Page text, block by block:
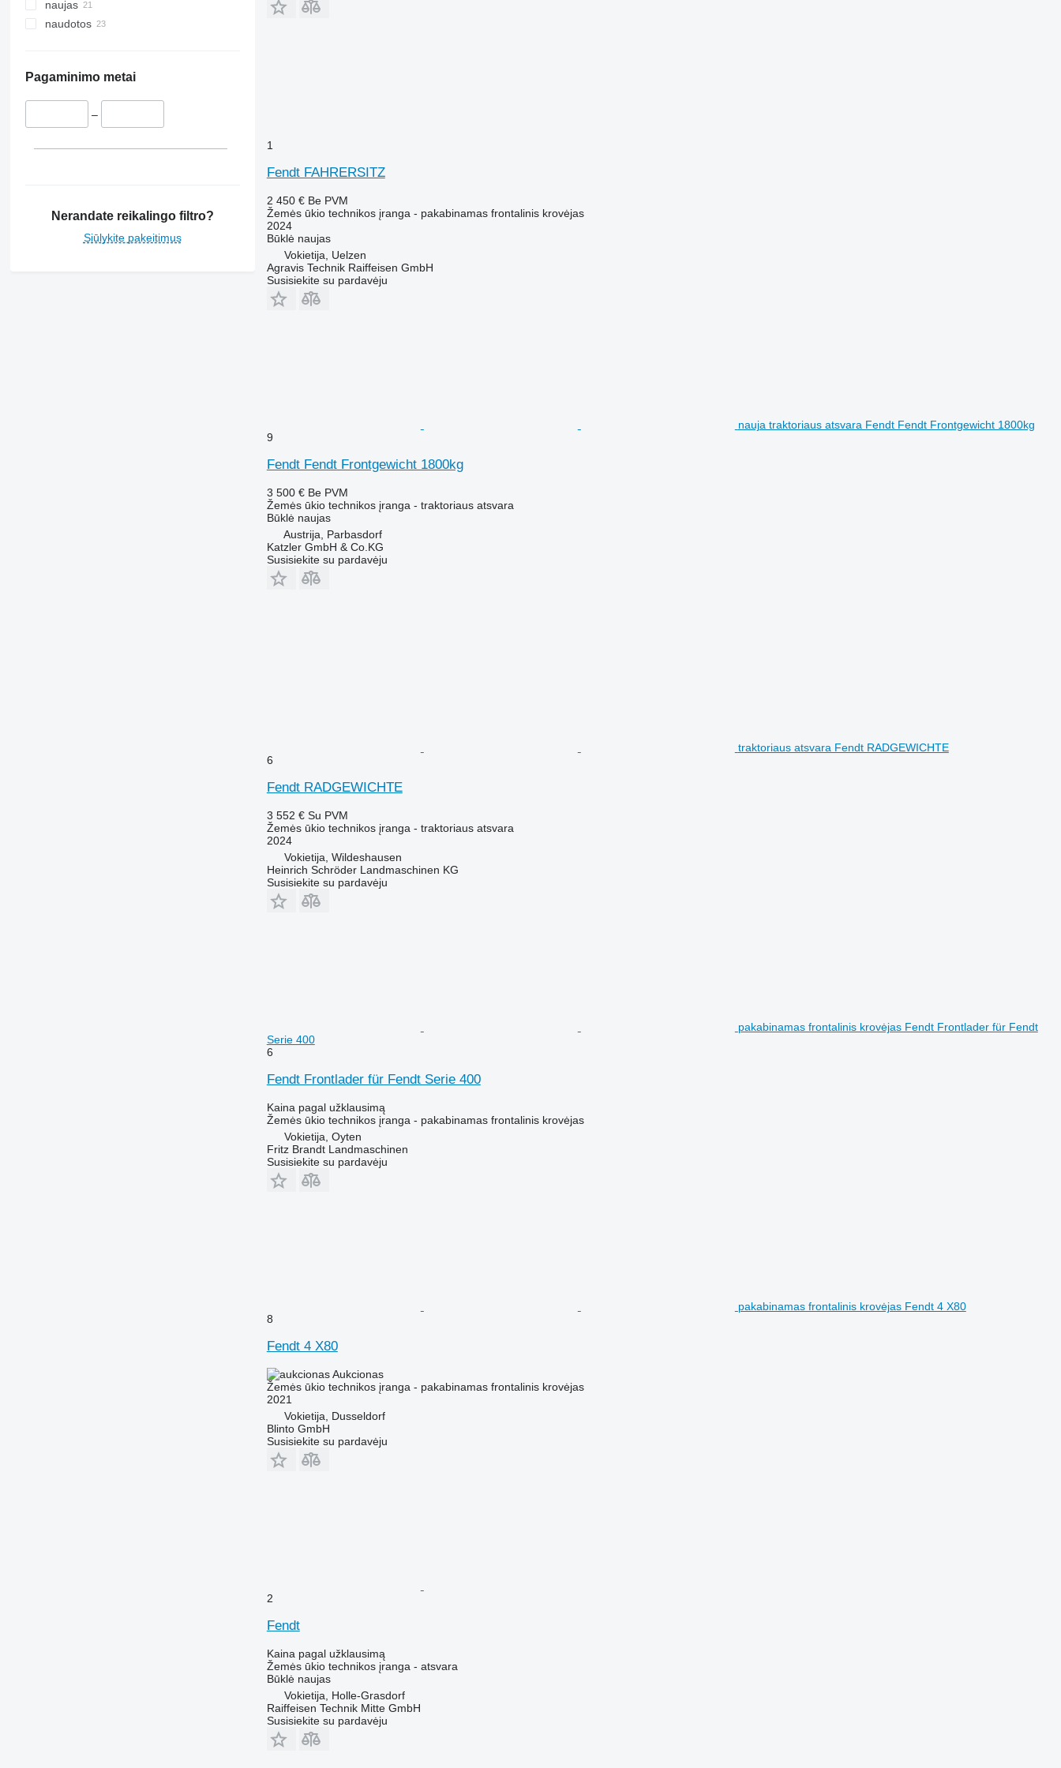
naujas
naudotos
Pagaminimo metai
–
Nerandate reikalingo filtro?
Siūlykite pakeitimus
1
Fendt FAHRERSITZ
2 450 € Be PVM
Žemės ūkio technikos įranga - pakabinamas frontalinis krovėjas
2024
Būklėnaujas
Vokietija, Uelzen
Agravis Technik Raiffeisen GmbH
Susisiekite su pardavėju
nauja traktoriaus atsvara Fendt Fendt Frontgewicht 1800kg
9
Fendt Fendt Frontgewicht 1800kg
3 500 € Be PVM
Žemės ūkio technikos įranga - traktoriaus atsvara
Būklėnaujas
Austrija, Parbasdorf
Katzler GmbH & Co.KG
Susisiekite su pardavėju
traktoriaus atsvara Fendt RADGEWICHTE
6
Fendt RADGEWICHTE
3 552 € Su PVM
Žemės ūkio technikos įranga - traktoriaus atsvara
2024
Vokietija, Wildeshausen
Heinrich Schröder Landmaschinen KG
Susisiekite su pardavėju
pakabinamas frontalinis krovėjas Fendt Frontlader für Fendt
Serie 400
6
Fendt Frontlader für Fendt Serie 400
Kaina pagal užklausimą
Žemės ūkio technikos įranga - pakabinamas frontalinis krovėjas
Vokietija, Oyten
Fritz Brandt Landmaschinen
Susisiekite su pardavėju
pakabinamas frontalinis krovėjas Fendt 4 X80
8
Fendt 4 X80
Aukcionas
Žemės ūkio technikos įranga - pakabinamas frontalinis krovėjas
2021
Vokietija, Dusseldorf
Blinto GmbH
Susisiekite su pardavėju
2
Fendt
Kaina pagal užklausimą
Žemės ūkio technikos įranga - atsvara
Būklėnaujas
Vokietija, Holle-Grasdorf
Raiffeisen Technik Mitte GmbH
Susisiekite su pardavėju